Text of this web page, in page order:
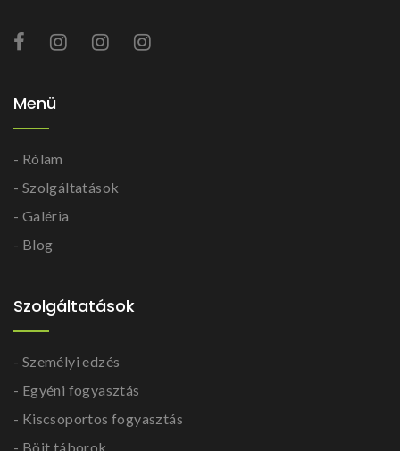
Menü
- Rólam
- Szolgáltatások
- Galéria
- Blog
Szolgáltatások
- Személyi edzés
- Egyéni fogyasztás
- Kiscsoportos fogyasztás
- Böjt táborok